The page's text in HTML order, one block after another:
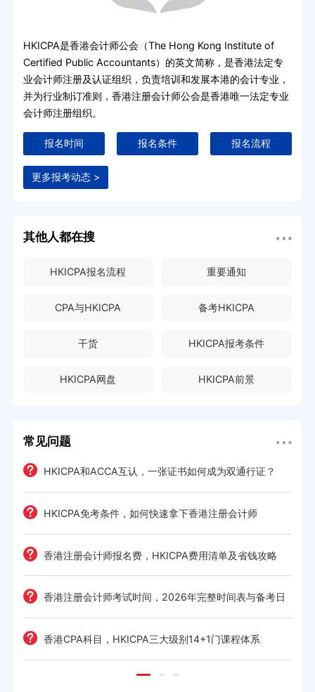
HKICPA是香港会计师公会（The Hong Kong Institute of
Certified Public Accountants）的英文简称，是香港法定专
业会计师注册及认证组织，负责培训和发展本港的会计专业，
并为行业制订准则，香港注册会计师公会是香港唯一法定专业
会计师注册组织。
报名时间 报名条件 报名流程
更多报考动态 >
其他人都在搜
HKICPA报名流程 重要通知
CPA与HKICPA 备考HKICPA
干货 HKICPA报考条件
HKICPA网盘 HKICPA前景
常见问题
HKICPA和ACCA互认，一张证书如何成为双通行证？
HKICPA免考条件，如何快速拿下香港注册会计师
香港注册会计师报名费，HKICPA费用清单及省钱攻略
香港注册会计师考试时间，2026年完整时间表与备考日
历 香港CPA科目，HKICPA三大级别14+1门课程体系